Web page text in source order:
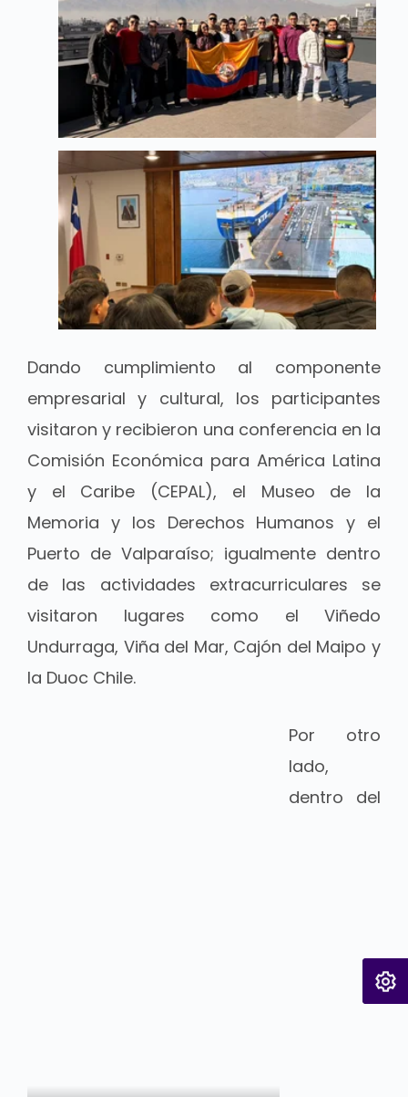
Dando cumplimiento al componente
empresarial y cultural, los participantes
visitaron y recibieron una conferencia en la
Comisión Económica para América Latina
y el Caribe (CEPAL), el Museo de la
Memoria y los Derechos Humanos y el
Puerto de Valparaíso; igualmente dentro
de las actividades extracurriculares se
visitaron lugares como el Viñedo
Undurraga, Viña del Mar, Cajón del Maipo y
la Duoc Chile.
Por otro
lado,
dentro del